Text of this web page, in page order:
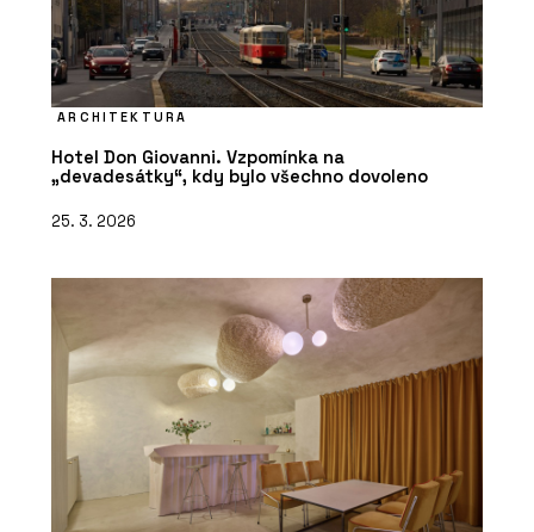
ARCHITEKTURA
Hotel Don Giovanni. Vzpomínka na
„devadesátky“, kdy bylo všechno dovoleno
25. 3. 2026